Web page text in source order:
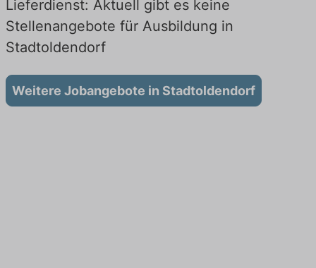
Lieferdienst: Aktuell gibt es keine
Stellenangebote für Ausbildung in
Stadtoldendorf
Weitere Jobangebote in Stadtoldendorf